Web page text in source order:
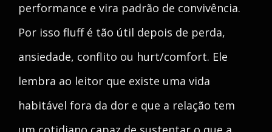
performance e vira padrão de convivência.
Por isso fluff é tão útil depois de perda,
ansiedade, conflito ou hurt/comfort. Ele
lembra ao leitor que existe uma vida
habitável fora da dor e que a relação tem